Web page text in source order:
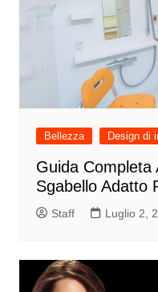
Bellezza Design di
Guida Completa
Sgabello Adatto
Staff Luglio 2,